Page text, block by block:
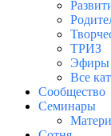
ТРИЗ
Эфиры
Все
Сообщество
Семинары